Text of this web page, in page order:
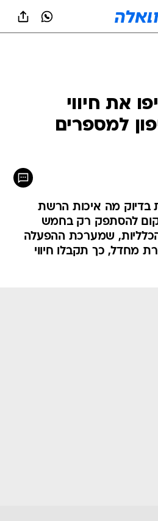
את חיווי
למספרים
בדיוק מה איכות הרשת
להסתפק רק בחמש
הכלליות, שמערכת ההפעלה
מחדל, כך תקבלו חיווי